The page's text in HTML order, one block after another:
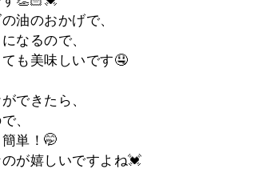
油のおかげで、
なるので、
も美味しいです🤤
できたら、
、
単！🤭
が嬉しいですよね💓